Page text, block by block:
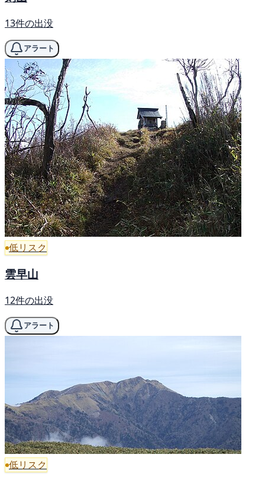
13件の出没
アラート
低リスク
雲早山
12件の出没
アラート
低リスク